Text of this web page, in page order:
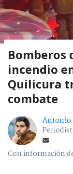
Bomberos
incendio
Quilicura
combate
Antonio
Con información